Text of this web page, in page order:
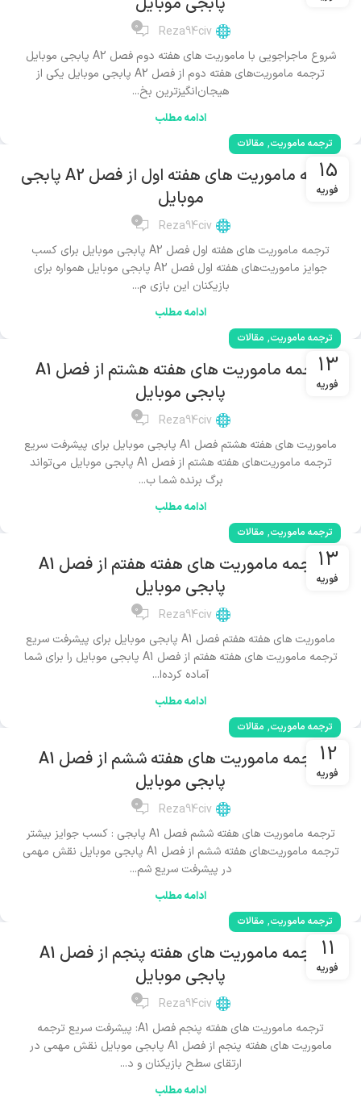
Reza94civ
0
شروع ماجراجویی با ماموریت های هفته دوم فصل A2 پابجی موبایل
ترجمه ماموریت‌های هفته دوم از فصل A2 پابجی موبایل یکی از
هیجان‌انگیزترین بخ...
ادامه مطلب
15
فوریه
ترجمه ماموریت, مقالات
ترجمه ماموریت های هفته اول از فصل A2 پابجی
موبایل
Reza94civ
0
ترجمه ماموریت های هفته اول فصل A2 پابجی موبایل برای کسب
جوایز ماموریت‌های هفته اول فصل A2 پابجی موبایل همواره برای
بازیکنان این بازی م...
ادامه مطلب
13
فوریه
ترجمه ماموریت, مقالات
ترجمه ماموریت های هفته هشتم از فصل A1
پابجی موبایل
Reza94civ
0
ماموریت های هفته هشتم فصل A1 پابجی موبایل برای پیشرفت سریع
ترجمه ماموریت‌های هفته هشتم از فصل A1 پابجی موبایل می‌تواند
برگ برنده شما ب...
ادامه مطلب
13
فوریه
ترجمه ماموریت, مقالات
ترجمه ماموریت های هفته هفتم از فصل A1
پابجی موبایل
Reza94civ
0
ماموریت های هفته هفتم فصل A1 پابجی موبایل برای پیشرفت سریع
ترجمه ماموریت های هفته هفتم از فصل A1 پابجی موبایل را برای شما
آماده کرده‌ا...
ادامه مطلب
12
فوریه
ترجمه ماموریت, مقالات
ترجمه ماموریت های هفته ششم از فصل A1
پابجی موبایل
Reza94civ
0
ترجمه ماموریت های هفته ششم فصل A1 پابجی : کسب جوایز بیشتر
ترجمه ماموریت‌های هفته ششم از فصل A1 پابجی موبایل نقش مهمی
در پیشرفت سریع شم...
ادامه مطلب
11
فوریه
ترجمه ماموریت, مقالات
ترجمه ماموریت های هفته پنجم از فصل A1
پابجی موبایل
Reza94civ
0
ترجمه ماموریت های هفته پنجم فصل A1: پیشرفت سریع ترجمه
ماموریت های هفته پنجم از فصل A1 پابجی موبایل نقش مهمی در
ارتقای سطح بازیکنان و د...
ادامه مطلب